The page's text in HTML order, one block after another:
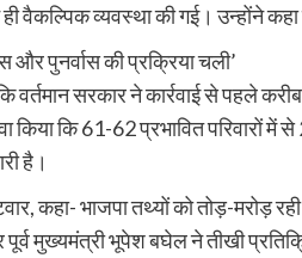
ही वैकल्पिक व्यवस्था की गई। उन्होंने
और पुनर्वास की प्रक्रिया चली’
वर्तमान सरकार ने कार्रवाई से पहले
किया कि 61-62 प्रभावित परिवारों
है।
कहा- भाजपा तथ्यों को तोड़-मरोड़ रही
मुख्यमंत्री भूपेश बघेल ने तीखी